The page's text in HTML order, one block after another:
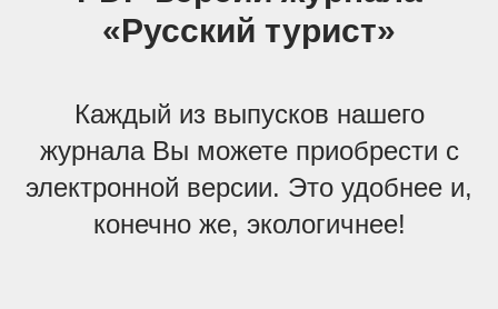
«Русский турист»
Каждый из выпусков нашего
журнала Вы можете приобрести с
электронной версии. Это удобнее и,
конечно же, экологичнее!